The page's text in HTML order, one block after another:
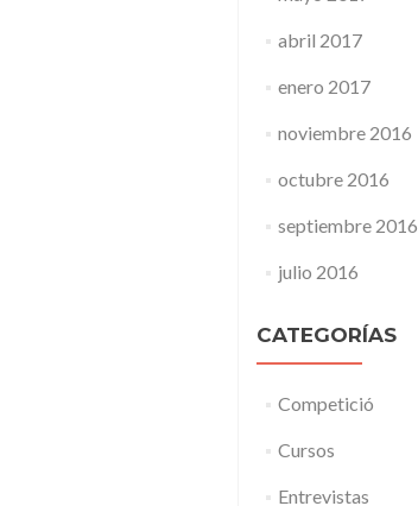
abril 2017
enero 2017
noviembre 2016
octubre 2016
septiembre 2016
julio 2016
CATEGORÍAS
Competició
Cursos
Entrevistas